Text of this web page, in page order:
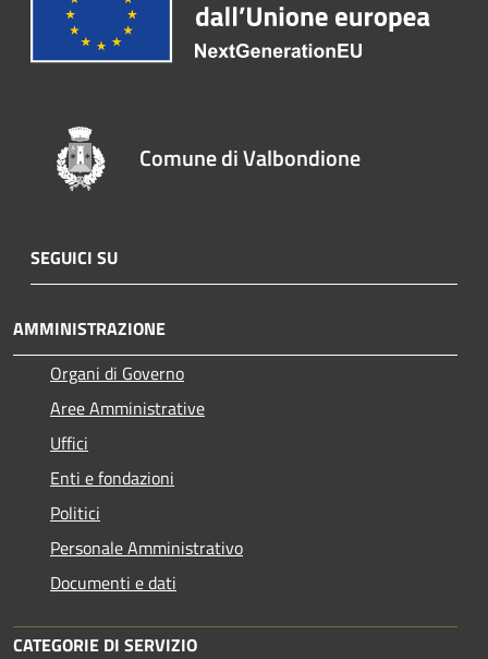
Comune di Valbondione
SEGUICI SU
AMMINISTRAZIONE
Organi di Governo
Aree Amministrative
Uffici
Enti e fondazioni
Politici
Personale Amministrativo
Documenti e dati
CATEGORIE DI SERVIZIO